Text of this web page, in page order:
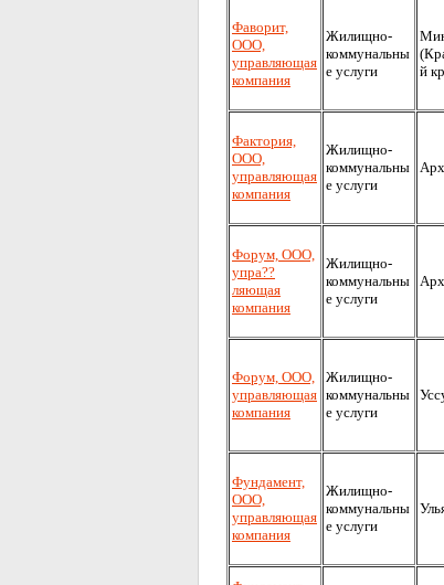
Фаворит,
ООО,
управляющая
компания
Жилищно-
коммунальны
е услуги
й
Фактория,
ООО,
управляющая
компания
Жилищно-
коммунальны
е услуги
Форум, ООО,
упра??
ляющая
компания
Жилищно-
коммунальны
е услуги
Форум, ООО,
управляющая
компания
Жилищно-
коммунальны
е услуги
Фундамент,
ООО,
управляющая
компания
Жилищно-
коммунальны
е услуги